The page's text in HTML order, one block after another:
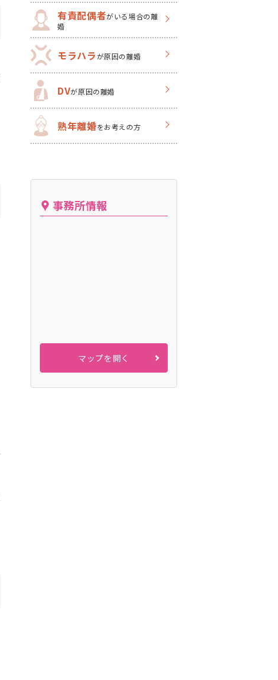
有責配偶者がいる場合の離
婚
モラハラが原因の離婚
DVが原因の離婚
熟年離婚をお考えの方
事務所情報
マップを開く